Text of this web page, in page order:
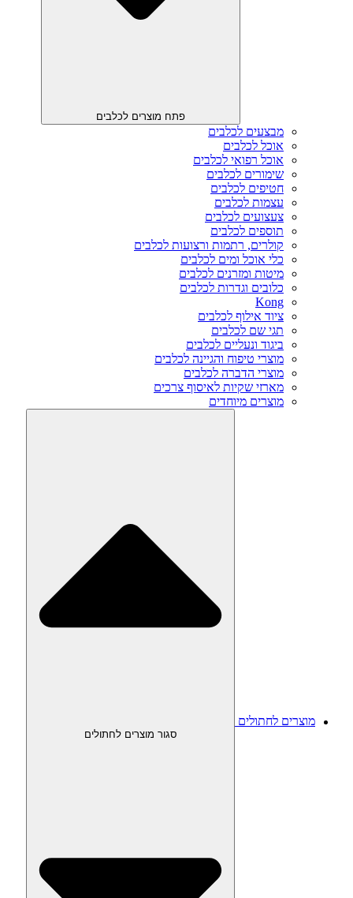
פתח מוצרים לכלבים
מבצעים לכלבים
אוכל לכלבים
אוכל רפואי לכלבים
שימורים לכלבים
חטיפים לכלבים
עצמות לכלבים
צעצועים לכלבים
תוספים לכלבים
קולרים, רתמות ורצועות לכלבים
כלי אוכל ומים לכלבים
מיטות ומזרנים לכלבים
כלובים וגדרות לכלבים
Kong
ציוד אילוף לכלבים
תגי שם לכלבים
ביגוד ונעליים לכלבים
מוצרי טיפוח והגיינה לכלבים
מוצרי הדברה לכלבים
מארזי שקיות לאיסוף צרכים
מוצרים מיוחדים
מוצרים לחתולים
סגור מוצרים לחתולים